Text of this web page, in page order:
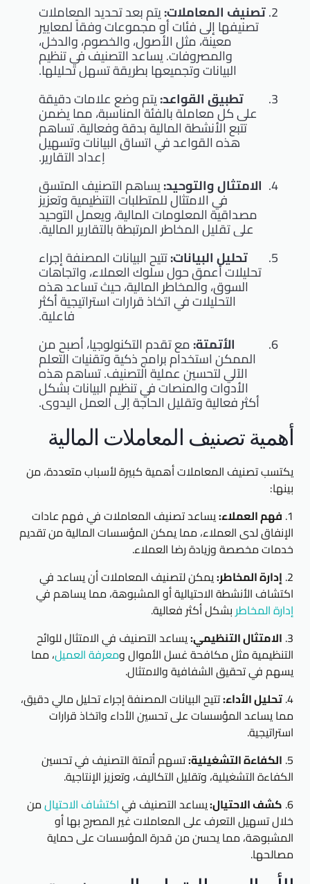
تصنيف المعاملات:يتم بعد تحديد المعاملات
تصنيفها إلى فئات أو مجموعات وفقاً لمعايير
معينة، مثل الأصول، والخصوم، والدخل،
والمصروفات. يساعد التصنيف في تنظيم
البيانات وتجميعها بطريقة تسهل تحليلها.
تطبيق القواعد:يتم وضع علامات دقيقة
على كل معاملة بالفئة المناسبة، مما يضمن
تتبع الأنشطة المالية بدقة وفعالية. تساهم
هذه القواعد في اتساق البيانات وتسهيل
إعداد التقارير.
الامتثال والتوحيد:يساهم التصنيف المتسق
في الامتثال للمتطلبات التنظيمية وتعزيز
مصداقية المعلومات المالية، ويعمل التوحيد
على تقليل المخاطر المرتبطة بالتقارير المالية.
تحليل البيانات:تتيح البيانات المصنفة إجراء
تحليلات أعمق حول سلوك العملاء، واتجاهات
السوق، والمخاطر المالية، حيث تساعد هذه
التحليلات في اتخاذ قرارات استراتيجية أكثر
فاعلية.
الأتمتة:مع تقدم التكنولوجيا، أصبح من
الممكن استخدام برامج ذكية وتقنيات التعلم
الآلي لتحسين عملية التصنيف. تساهم هذه
الأدوات والمنصات في تنظيم البيانات بشكل
أكثر فعالية وتقليل الحاجة إلى العمل اليدوي.
أهمية تصنيف المعاملات المالية
يكتسب تصنيف المعاملات أهمية كبيرة لأسباب متعددة، من
بينها:
1. فهم العملاء:يساعد تصنيف المعاملات في فهم عادات
الإنفاق لدى العملاء، مما يمكن المؤسسات المالية من تقديم
خدمات مخصصة وزيادة رضا العملاء.
2. إدارة المخاطر:يمكن لتصنيف المعاملات أن يساعد في
اكتشاف الأنشطة الاحتيالية أو المشبوهة، مما يساهم في
إدارة المخاطربشكل أكثر فعالية.
3. الامتثال التنظيمي:يساعد التصنيف في الامتثال للوائح
التنظيمية مثل مكافحة غسل الأموال ومعرفة العميل، مما
يسهم في تحقيق الشفافية والامتثال.
4. تحليل الأداء:تتيح البيانات المصنفة إجراء تحليل مالي دقيق،
مما يساعد المؤسسات على تحسين الأداء واتخاذ قرارات
استراتيجية.
5. الكفاءة التشغيلية:تسهم أتمتة التصنيف في تحسين
الكفاءة التشغيلية، وتقليل التكاليف، وتعزيز الإنتاجية.
6. كشف الاحتيال:يساعد التصنيف فياكتشاف الاحتيالمن
خلال تسهيل التعرف على المعاملات غير المصرح بها أو
المشبوهة، مما يحسن من قدرة المؤسسات على حماية
مصالحها.